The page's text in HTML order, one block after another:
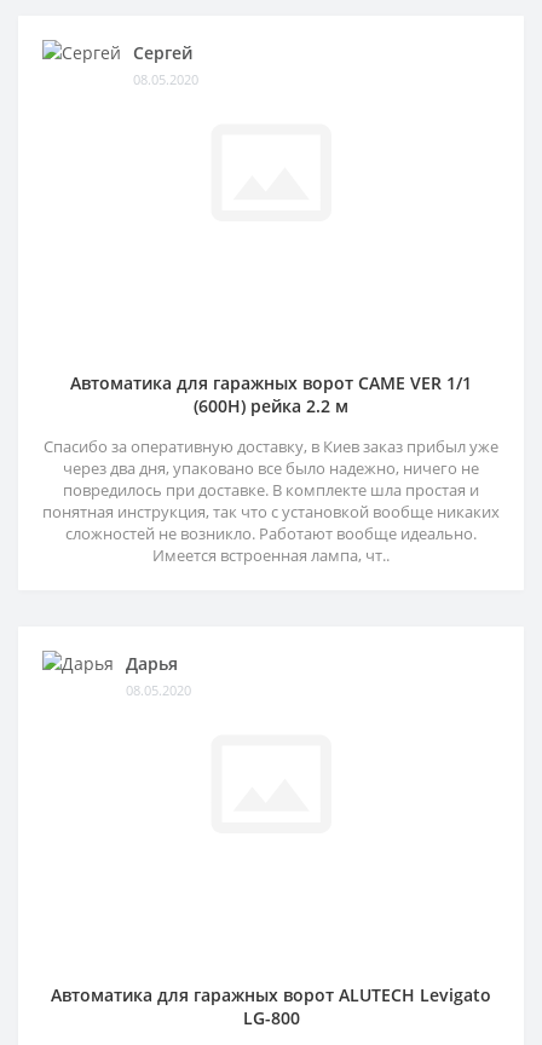
Сергей
08.05.2020
Автоматика для гаражных ворот CAME VER 1/1
(600H) рейка 2.2 м
Спасибо за оперативную доставку, в Киев заказ прибыл уже
через два дня, упаковано все было надежно, ничего не
повредилось при доставке. В комплекте шла простая и
понятная инструкция, так что с установкой вообще никаких
сложностей не возникло. Работают вообще идеально.
Имеется встроенная лампа, чт..
Дарья
08.05.2020
Автоматика для гаражных ворот ALUTECH Levigato
LG-800